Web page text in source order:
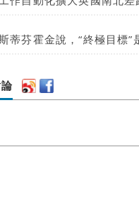
蒂芬霍金說，“終極目標”